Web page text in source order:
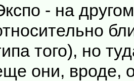
- на
того), но
они, вроде,